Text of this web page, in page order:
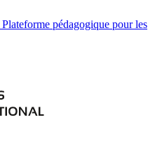
Plateforme pédagogique pour les